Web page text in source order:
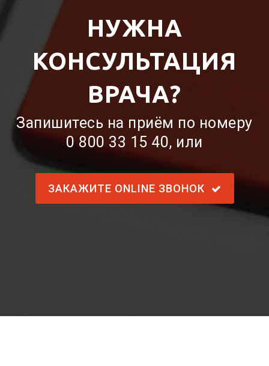
НУЖНА
КОНСУЛЬТАЦИЯ
ВРАЧА?
Запишитесь на приём по номеру
0 800 33 15 40, или
ЗАКАЖИТЕ ONLINE ЗВОНОК